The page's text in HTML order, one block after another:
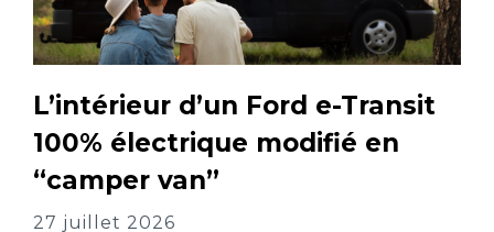
L’intérieur d’un Ford e-Transit
100% électrique modifié en
“camper van”
27 juillet 2026